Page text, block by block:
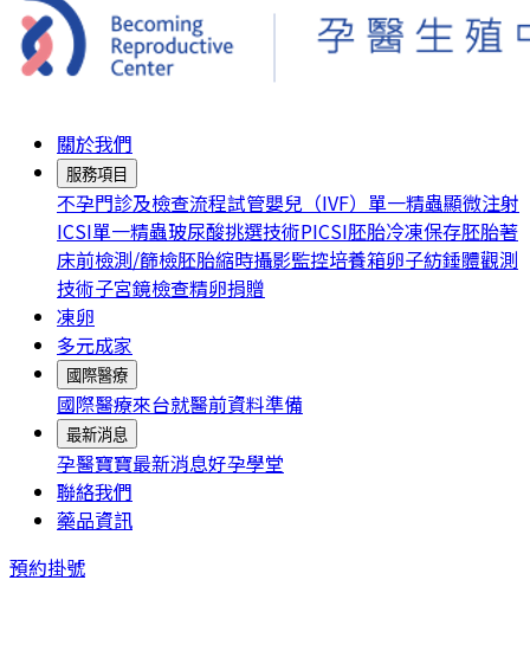
關於我們
服務項目
不孕門診及檢查流程試管嬰兒（IVF） 單一精蟲顯微注射
ICSI單一精蟲玻尿酸挑選技術PICSI胚胎冷凍保存胚胎著
床前檢測/篩檢胚胎縮時攝影監控培養箱卵子紡錘體觀測
技術子宮鏡檢查精卵捐贈
凍卵
多元成家
國際醫療
國際醫療來台就醫前資料準備
最新消息
孕醫寶寶最新消息好孕學堂
聯絡我們
藥品資訊
預約掛號